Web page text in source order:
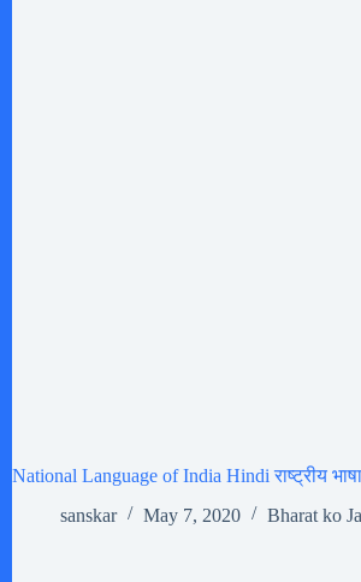
National Language of India Hindi राष्ट्रीय भाषा
sanskar
May 7, 2020 Bharat ko